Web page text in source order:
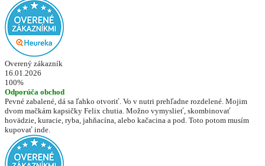
Overený zákazník
16.01.2026
100%
Odporúča obchod
Pevné zabalené, dá sa ľahko otvoriť. Vo v nutri prehľadne rozdelené. Mojim
dvom mačkám kapsičky Felix chutia. Možno vymyslieť, skombinovať
hovädzie, kuracie, ryba, jahňacína, alebo kačacina a pod. Toto potom musím
kupovať inde.